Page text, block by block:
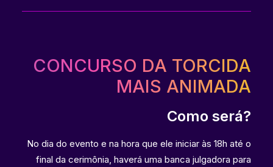
CONCURSO DA TORCIDA
MAIS ANIMADA
Como será?
No dia do evento e na hora que ele iniciar às 18h até o
final da cerimônia, haverá uma banca julgadora para